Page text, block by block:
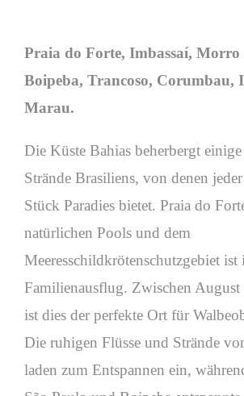
Praia do Forte, Imbassaí, Morro
Boipeba, Trancoso, Corumbau,
Marau.
Die Küste Bahias beherbergt einige
Strände Brasiliens, von denen
Stück Paradies bietet. Praia do
natürlichen Pools und dem
Meeresschildkrötenschutzgebiet ist
Familienausflug. Zwischen
ist dies der perfekte Ort für
Die ruhigen Flüsse und Strände
laden zum Entspannen ein,